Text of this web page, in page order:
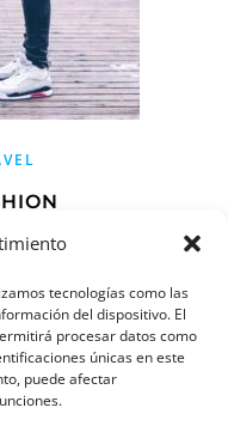
tecnologías como las
del dispositivo. El
procesar datos como
únicas en este
puede afectar
2018
Em iquam sat amet
nome vitae lorem.
augue porta ut